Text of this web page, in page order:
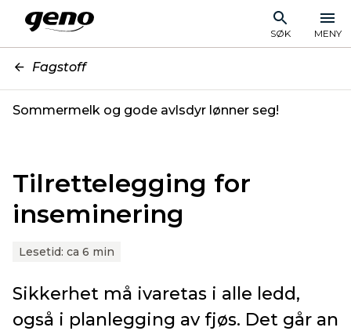
SØK MENY
Fagstoff
Sommermelk og gode avlsdyr lønner seg!
Tilrettelegging for
inseminering
Lesetid: ca 6 min
Sikkerhet må ivaretas i alle ledd,
også i planlegging av fjøs. Det går an